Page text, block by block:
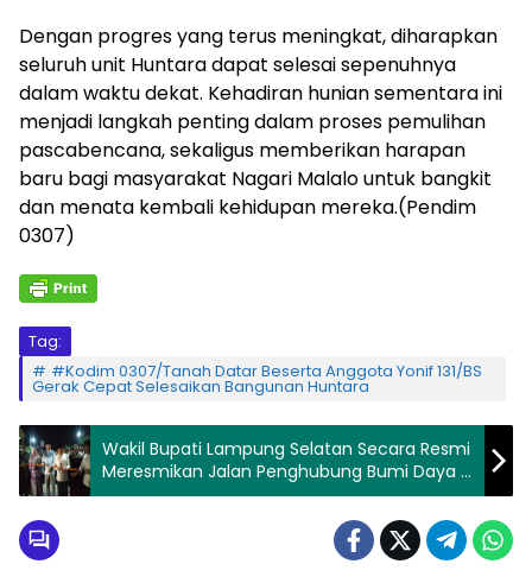
Dengan progres yang terus meningkat, diharapkan
seluruh unit Huntara dapat selesai sepenuhnya
dalam waktu dekat. Kehadiran hunian sementara ini
menjadi langkah penting dalam proses pemulihan
pascabencana, sekaligus memberikan harapan
baru bagi masyarakat Nagari Malalo untuk bangkit
dan menata kembali kehidupan mereka.(Pendim
0307)
Tag:
#Kodim 0307/Tanah Datar Beserta Anggota Yonif 131/BS
Gerak Cepat Selesaikan Bangunan Huntara
Wakil Bupati Lampung Selatan Secara Resmi
Meresmikan Jalan Penghubung Bumi Daya –
Bumirestu-Trimomukti